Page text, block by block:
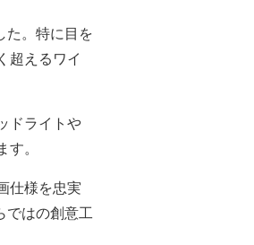
た。特に目を
超えるワイ
ドライトや
。
仕様を忠実
ではの創意工